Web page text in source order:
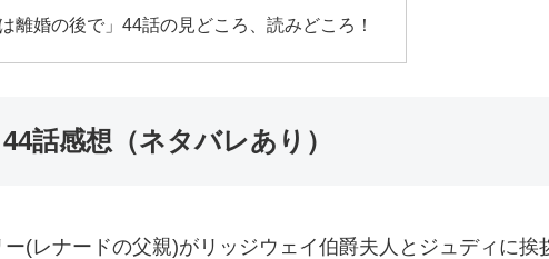
は離婚の後で」44話の見どころ、読みどころ！
話感想（ネタバレあり）
(レナードの父親)がリッジウェイ伯爵夫人とジュディに挨